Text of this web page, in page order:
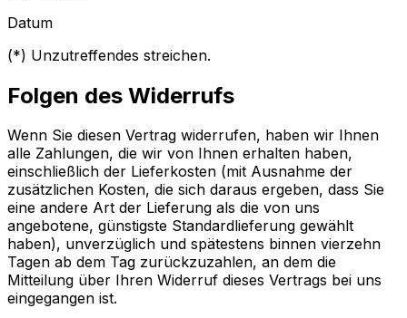
Datum
(*) Unzutreffendes streichen.
Folgen des Widerrufs
Wenn Sie diesen Vertrag widerrufen, haben wir Ihnen
alle Zahlungen, die wir von Ihnen erhalten haben,
einschließlich der Lieferkosten (mit Ausnahme der
zusätzlichen Kosten, die sich daraus ergeben, dass Sie
eine andere Art der Lieferung als die von uns
angebotene, günstigste Standardlieferung gewählt
haben), unverzüglich und spätestens binnen vierzehn
Tagen ab dem Tag zurückzuzahlen, an dem die
Mitteilung über Ihren Widerruf dieses Vertrags bei uns
eingegangen ist.